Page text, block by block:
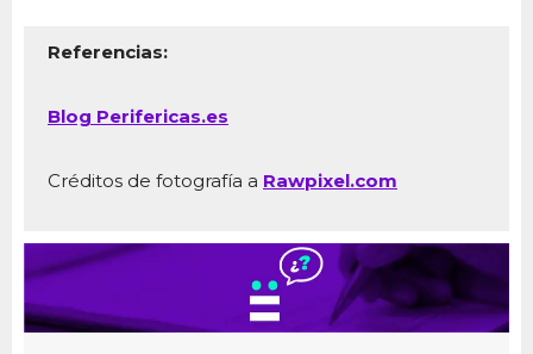
Referencias:
Blog Perifericas.es
Créditos de fotografía a Rawpixel.com